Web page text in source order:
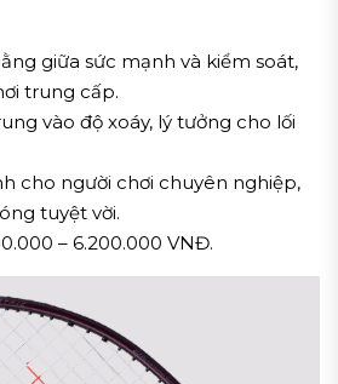
giữa sức mạnh và kiểm soát,
trung cấp.
vào độ xoáy, lý tưởng cho lối
cho người chơi chuyên nghiệp,
tuyệt vời.
– 6.200.000 VNĐ.